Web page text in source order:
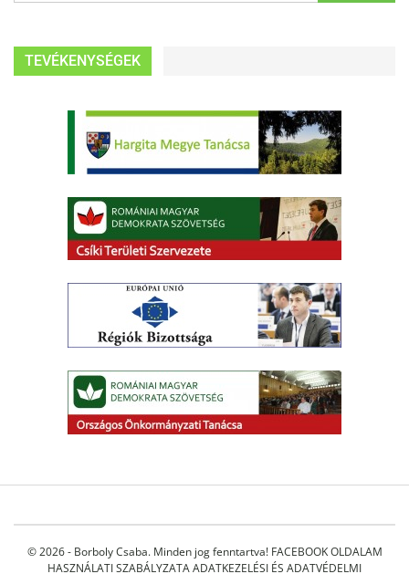
TEVÉKENYSÉGEK
© 2026 - Borboly Csaba. Minden jog fenntartva! FACEBOOK OLDALAM
HASZNÁLATI SZABÁLYZATAADATKEZELÉSI ÉS ADATVÉDELMI